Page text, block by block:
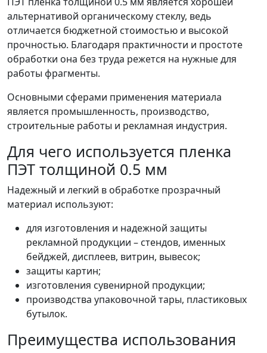
альтернативой органическому стеклу, ведь
отличается бюджетной стоимостью и высокой
прочностью. Благодаря практичности и простоте
обработки она без труда режется на нужные для
работы фрагменты.
Основными сферами применения материала
является промышленность, производство,
строительные работы и рекламная индустрия.
Для чего используется пленка
ПЭТ толщиной 0.5 мм
Надежный и легкий в обработке прозрачный
материал используют:
для изготовления и надежной защиты
рекламной продукции – стендов, именных
бейджей, дисплеев, витрин, вывесок;
защиты картин;
изготовления сувенирной продукции;
производства упаковочной тары, пластиковых
бутылок.
Преимущества использования